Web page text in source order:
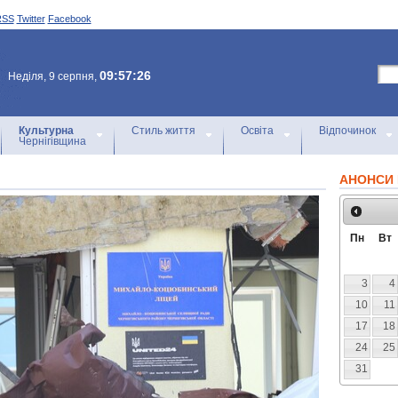
Twitter Facebook
Неділя, 9 серпня, 09:57:26
Культурна
Чернігівщина
Стиль життя Освіта Відпочинок
АНОНСИ
Пн Вт
3
4
10
11
17
18
24
25
31